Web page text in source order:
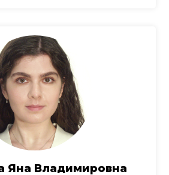
Яна Владимировна